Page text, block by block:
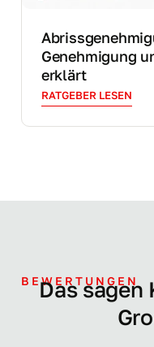
Genehmigung
erklärt
RATGEBER LESEN
BEWERTUNGEN
Das sagen